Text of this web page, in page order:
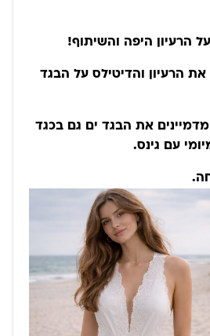
הרעיון היפה והשיתוף!
את הרעיון והדיטילס על הבגד
מדמיינים את הבגד ים גם בכגד
עם גינס.